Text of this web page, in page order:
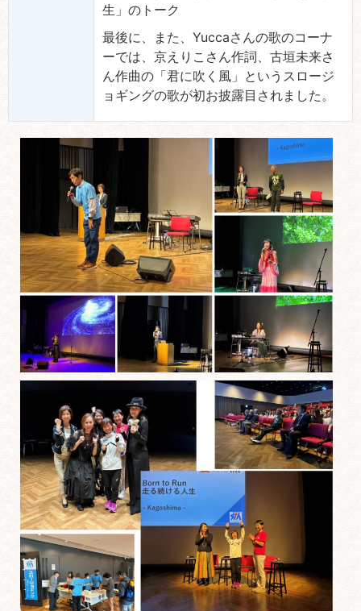
生」のトーク
最後に、また、Yuccaさんの歌のコーナ
ーでは、京えりこさん作詞、古垣未来さ
ん作曲の「君に吹く風」というスロージ
ョギングの歌が初お披露目されました。